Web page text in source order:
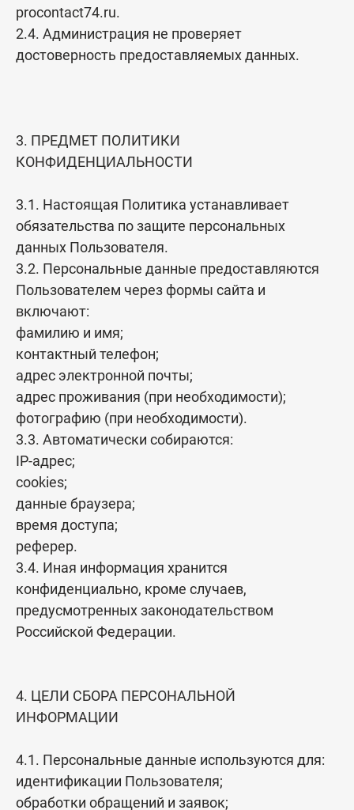
procontact74.ru.
2.4. Администрация не проверяет
достоверность предоставляемых данных.
3. ПРЕДМЕТ ПОЛИТИКИ
КОНФИДЕНЦИАЛЬНОСТИ
3.1. Настоящая Политика устанавливает
обязательства по защите персональных
данных Пользователя.
3.2. Персональные данные предоставляются
Пользователем через формы сайта и
включают:
фамилию и имя;
контактный телефон;
адрес электронной почты;
адрес проживания (при необходимости);
фотографию (при необходимости).
3.3. Автоматически собираются:
IP-адрес;
cookies;
данные браузера;
время доступа;
реферер.
3.4. Иная информация хранится
конфиденциально, кроме случаев,
предусмотренных законодательством
Российской Федерации.
4. ЦЕЛИ СБОРА ПЕРСОНАЛЬНОЙ
ИНФОРМАЦИИ
4.1. Персональные данные используются для:
идентификации Пользователя;
обработки обращений и заявок;